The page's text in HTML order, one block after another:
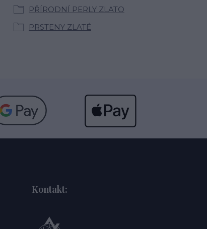
PŘÍRODNÍ PERLY ZLATO
PRSTENY ZLATÉ
Kontakt: